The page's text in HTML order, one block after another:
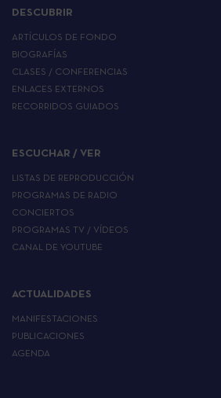
DESCUBRIR
ARTÍCULOS DE FONDO
BIOGRAFÍAS
CLASES / CONFERENCIAS
ENLACES EXTERNOS
RECORRIDOS GUIADOS
ESCUCHAR / VER
LISTAS DE REPRODUCCIÓN
PROGRAMAS DE RADIO
CONCIERTOS
PROGRAMAS TV / VÍDEOS
CANAL DE YOUTUBE
ACTUALIDADES
MANIFESTACIONES
PUBLICACIONES
AGENDA